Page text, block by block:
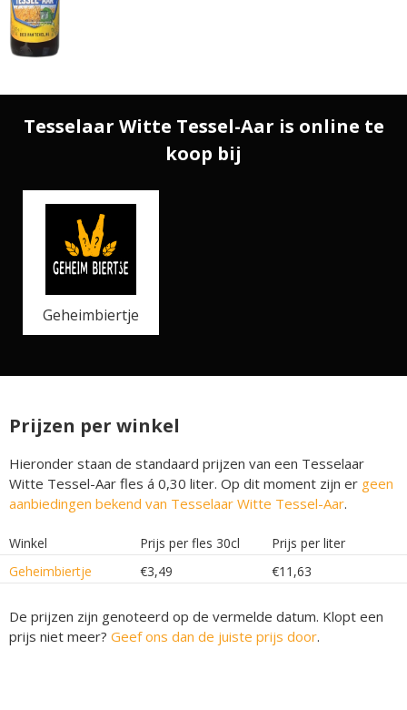
Tesselaar Witte Tessel-Aar is online te
koop bij
Geheimbiertje
Prijzen per winkel
Hieronder staan de standaard prijzen van een Tesselaar
Witte Tessel-Aar fles á 0,30 liter. Op dit moment zijn er geen
aanbiedingen bekend van Tesselaar Witte Tessel-Aar.
Winkel Prijs per fles 30cl
Prijs per liter
Geheimbiertje
€3,49 €11,63
De prijzen zijn genoteerd op de vermelde datum. Klopt een
prijs niet meer? Geef ons dan de juiste prijs door.